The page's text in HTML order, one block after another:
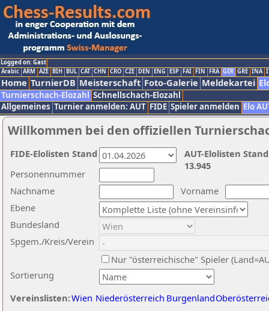
Logged on: Gast
Arabic ARM AZE BIH BUL CAT CHN CRO CZE DEN ENG ESP FAI FIN FRA GER GRE INA
Home TurnierDB Meisterschaft Foto-Galerie Meldekartei
Turnierschach-Elozahl Schnellschach-Elozahl
Allgemeines Turnier anmelden: AUT FIDE Spieler anmelden Elo
Willkommen bei den offiziellen
Nachname
Vorname
Ebene
Sortierung
Personennummer
Bundesland
Spgem./Kreis/Verein
Nur "österreichische" Spieler
Vereinslisten:Wien Niederösterreich Burgenland
AUT-Elolisten
13.945
FIDE-Elolisten Stand